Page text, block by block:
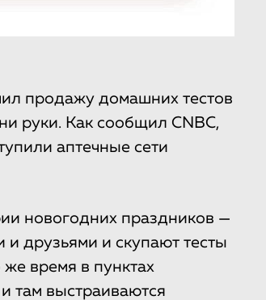
продажу домашних тестов
руки. Как сообщил CNBC,
аптечные сети
новогодних праздников —
и друзьями и скупают тесты
время в пунктах
там выстраиваются